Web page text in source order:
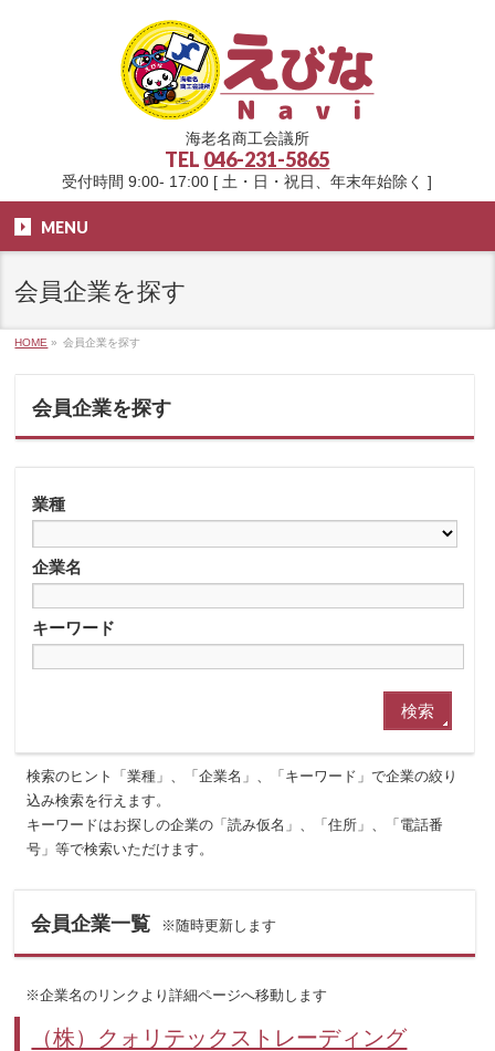
海老名商工会議所
TEL 046-231-5865
受付時間 9:00- 17:00 [ 土・日・祝日、年末年始除く ]
MENU
会員企業を探す
HOME » 会員企業を探す
会員企業を探す
業種
企業名
キーワード
検索のヒント「業種」、「企業名」、「キーワード」で企業の絞り
込み検索を行えます。
キーワードはお探しの企業の「読み仮名」、「住所」、「電話番
号」等で検索いただけます。
会員企業一覧 ※随時更新します
※企業名のリンクより詳細ページへ移動します
（株）クォリテックストレーディング